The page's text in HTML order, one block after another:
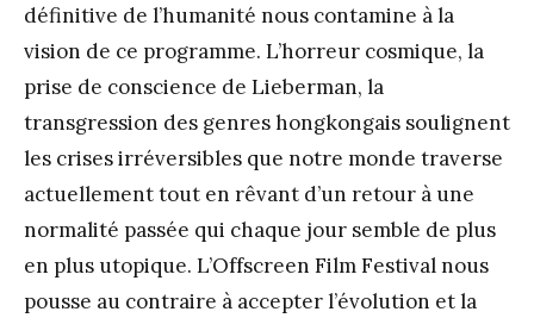
définitive de l’humanité nous contamine à la
vision de ce programme. L’horreur cosmique, la
prise de conscience de Lieberman, la
transgression des genres hongkongais soulignent
les crises irréversibles que notre monde traverse
actuellement tout en rêvant d’un retour à une
normalité passée qui chaque jour semble de plus
en plus utopique. L’Offscreen Film Festival nous
pousse au contraire à accepter l’évolution et la